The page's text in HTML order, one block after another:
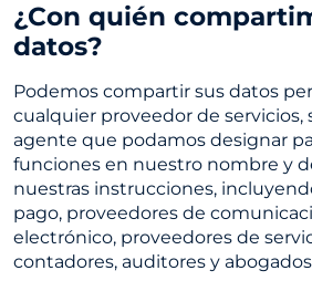
¿Con quién
datos?
Podemos compartir sus datos
cualquier proveedor de
agente que podamos designar
funciones en nuestro nombre y
nuestras instrucciones,
pago, proveedores de
electrónico, proveedores de
contadores, auditores y